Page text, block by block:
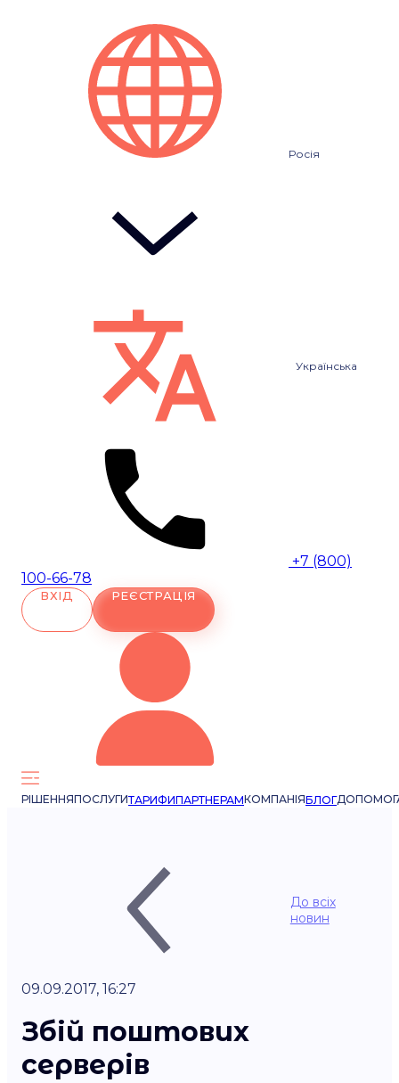
Росія
Українська
+7 (800)
100-66-78
ВХІД РЕЄСТРАЦІЯ
РІШЕННЯПОСЛУГИТАРИФИПАРТНЕРАМКОМПАНІЯБЛОГ
До всіх
новин
09.09.2017, 16:27
Збій поштових
серверів